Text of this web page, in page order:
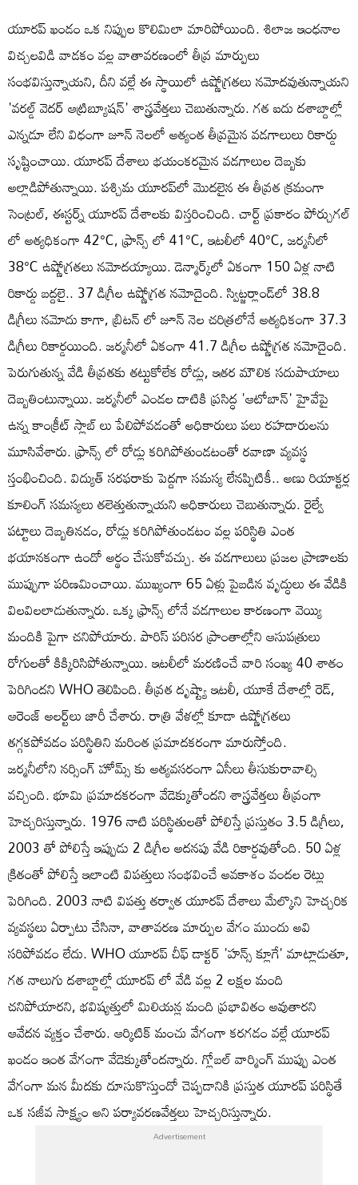
యూరప్ ఖండం ఒక నిప్పుల కొలిమిలా మారిపోయింది. శిలాజ ఇంధనాల
విచ్చలవిడి వాడకం వల్ల వాతావరణంలో తీవ్ర మార్పులు
సంభవిస్తున్నాయని, దీని వల్లే ఈ స్థాయిలో ఉష్ణోగ్రతలు నమోదవుతున్నాయని
'వరల్డ్ వెదర్ ఆట్రిబ్యూషన్' శాస్త్రవేత్తలు చెబుతున్నారు. గత ఐదు దశాబ్దాల్లో
ఎన్నడూ లేని విధంగా జూన్ నెలలో అత్యంత తీవ్రమైన వడగాలులు రికార్డు
సృష్టించాయి. యూరప్ దేశాలు భయంకరమైన వడగాలుల దెబ్బకు
అల్లాడిపోతున్నాయి. పశ్చిమ యూరప్‌లో మొదలైన ఈ తీవ్రత క్రమంగా
సెంట్రల్, ఈస్టర్న్ యూరప్ దేశాలకు విస్తరించింది. చార్ట్ ప్రకారం పోర్చుగల్
లో అత్యధికంగా 42°C, ఫ్రాన్స్ లో 41°C, ఇటలీలో 40°C, జర్మనీలో
38°C ఉష్ణోగ్రతలు నమోదయ్యాయి. డెన్మార్క్‌లో ఏకంగా 150 ఏళ్ల నాటి
రికార్డు బద్దలై.. 37 డిగ్రీల ఉష్ణోగ్రత నమోదైంది. స్విట్జర్లాండ్‌లో 38.8
డిగ్రీలు నమోదు కాగా, బ్రిటన్ లో జూన్ నెల చరిత్రలోనే అత్యధికంగా 37.3
డిగ్రీలు రికార్డయింది. జర్మనీలో ఏకంగా 41.7 డిగ్రీల ఉష్ణోగ్రత నమోదైంది.
పెరుగుతున్న వేడి తీవ్రతకు తట్టుకోలేక రోడ్లు, ఇతర మౌలిక సదుపాయాలు
దెబ్బతింటున్నాయి. జర్మనీలో ఎండల దాటికి ప్రసిద్ధ 'ఆటోబాన్' హైవేపై
ఉన్న కాంక్రీట్ స్లాబ్ లు పేలిపోవడంతో అధికారులు పలు రహదారులను
మూసివేశారు. ఫ్రాన్స్ లో రోడ్లు కరిగిపోతుండటంతో రవాణా వ్యవస్థ
స్తంభించింది. విద్యుత్ సరఫరాకు పెద్దగా సమస్య లేనప్పిటికీ.. అణు రియాక్టర్ల
కూలింగ్ సమస్యలు తలెత్తుతున్నాయని అధికారులు చెబుతున్నారు. రైల్వే
పట్టాలు దెబ్బతినడం, రోడ్లు కరిగిపోతుండటం వల్ల పరిస్థితి ఎంత
భయానకంగా ఉందో అర్థం చేసుకోవచ్చు. ఈ వడగాలులు ప్రజల ప్రాణాలకు
ముప్పుగా పరిణమించాయి. ముఖ్యంగా 65 ఏళ్లు పైబడిన వృద్ధులు ఈ వేడికి
విలవిలలాడుతున్నారు. ఒక్క ఫ్రాన్స్ లోనే వడగాలుల కారణంగా వెయ్యి
మందికి పైగా చనిపోయారు. పారిస్ పరిసర ప్రాంతాల్లోని ఆసుపత్రులు
రోగులతో కిక్కిరిసిపోతున్నాయి. ఇటలీలో మరణించే వారి సంఖ్య 40 శాతం
పెరిగిందని WHO తెలిపింది. తీవ్రత దృష్ట్యా ఇటలీ, యూకే దేశాల్లో రెడ్,
ఆరెంజ్ అలర్ట్‌లు జారీ చేశారు. రాత్రి వేళల్లో కూడా ఉష్ణోగ్రతలు
తగ్గకపోవడం పరిస్థితిని మరింత ప్రమాదకరంగా మారుస్తోంది.
జర్మనీలోని నర్సింగ్ హోమ్స్ కు అత్యవసరంగా ఏసీలు తీసుకురావాల్సి
వచ్చింది. భూమి ప్రమాదకరంగా వేడెక్కుతోందని శాస్త్రవేత్తలు తీవ్రంగా
హెచ్చరిస్తున్నారు. 1976 నాటి పరిస్థితులతో పోలిస్తే ప్రస్తుతం 3.5 డిగ్రీలు,
2003 తో పోలిస్తే ఇప్పుడు 2 డిగ్రీల అదనపు వేడి రికార్డవుతోంది. 50 ఏళ్ల
క్రితంతో పోలిస్తే ఇలాంటి విపత్తులు సంభవించే అవకాశం వందల రెట్లు
పెరిగింది. 2003 నాటి విపత్తు తర్వాత యూరప్ దేశాలు మేల్కొని హెచ్చరిక
వ్యవస్థలు ఏర్పాటు చేసినా, వాతావరణ మార్పుల వేగం ముందు అవి
సరిపోవడం లేదు. WHO యూరప్ చీఫ్ డాక్టర్ 'హన్స్ క్లూగే' మాట్లాడుతూ,
గత నాలుగు దశాబ్దాల్లో యూరప్ లో వేడి వల్ల 2 లక్షల మంది
చనిపోయారని, భవిష్యత్తులో మిలియన్ల మంది ప్రభావితం అవుతారని
ఆవేదన వ్యక్తం చేశారు. ఆర్కిటిక్ మంచు వేగంగా కరగడం వల్లే యూరప్
ఖండం ఇంత వేగంగా వేడెక్కుతోందన్నారు. గ్లోబల్ వార్మింగ్ ముప్పు ఎంత
వేగంగా మన మీదకు దూసుకొస్తుందో చెప్పడానికి ప్రస్తుత యూరప్ పరిస్థితే
ఒక సజీవ సాక్ష్యం అని పర్యావరణవేత్తలు హెచ్చరిస్తున్నారు.